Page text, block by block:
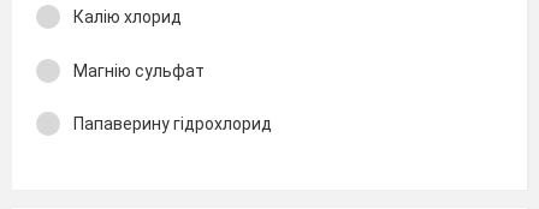
Калію хлорид
Магнію сульфат
Папаверину гідрохлорид